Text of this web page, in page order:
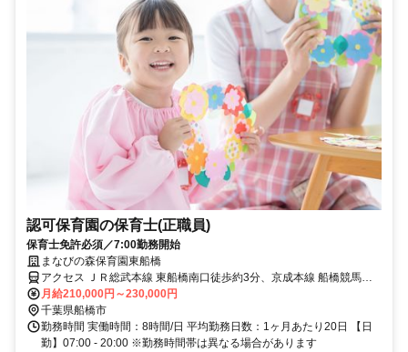
認可保育園の保育士(正職員)
保育士免許必須／7:00勤務開始
まなびの森保育園東船橋
アクセス ＪＲ総武本線 東船橋南口徒歩約3分、京成本線 船橋競馬場
北口徒歩約15分、京成本線 大神宮下徒歩約16分
月給210,000円～230,000円
千葉県船橋市
勤務時間 実働時間：8時間/日 平均勤務日数：1ヶ月あたり20日 【日
勤】07:00 - 20:00 ※勤務時間帯は異なる場合があります